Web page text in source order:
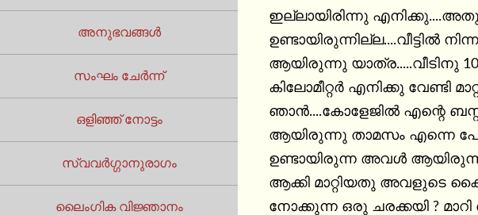
അനുഭവങ്ങൾ
സംഘം ചേർന്ന്
ഒളിഞ്ഞ് നോട്ടം
സ്വവർഗ്ഗാനുരാഗം
ലൈംഗിക വിജ്ഞാനം
ഇല്ലായിരിന്നു
ഉണ്ടായിരുന്നില്ല....വീട്ടിൽ
ആയിരുന്നു യാത്ര.....വീടിനു 10
കിലോമീറ്റർ എനിക്കു വേണ്ടി മാറ്റ്രം ബസ്‌
ഞാൻ....കോളേജിൽ എന്റെ ബസ്റ്റ്‌ ഫ്രണ്ട്‌ ആയിരുന്നു കോഴിക്കോട്‌ കാരി സീനത്ത്‌?‍♀️...അവൾ
ആയിരുന്നു താമസം എന്നെ പോലെ
ഉണ്ടായിരുന്ന അവൾ ആയിരുന്നു എന്റെ സെക്സ്‌ ഗുരു... ഒന്നും
ആക്കി മാറ്റിയതു അവളുടെ